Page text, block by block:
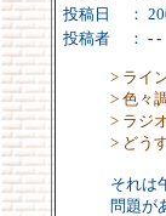
投稿日
：
投稿者
： - -
> ライ
> 色々
> ラジ
> どう
それは
問題が